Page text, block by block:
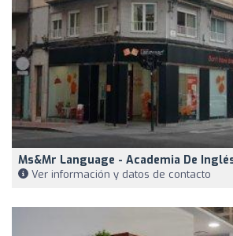
Ms&Mr Language - Academia De
Ver información y datos de contacto